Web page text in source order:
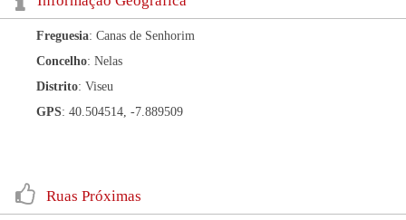
Freguesia: Canas de Senhorim
Concelho: Nelas
Distrito: Viseu
GPS: 40.504514, -7.889509
Ruas Próximas